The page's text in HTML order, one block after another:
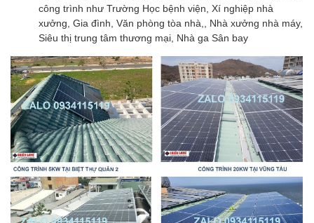
công trình như Trường Học bệnh viện, Xí nghiệp nhà
xưởng, Gia đình, Văn phòng tòa nhà,, Nhà xưởng nhà máy,
Siêu thị trung tâm thương mại, Nhà ga Sân bay